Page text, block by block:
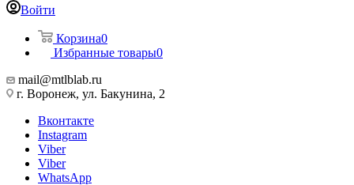
Войти
Корзина0
Избранные товары0
mail@mtlblab.ru
г. Воронеж, ул. Бакунина, 2
Вконтакте
Instagram
Viber
Viber
WhatsApp